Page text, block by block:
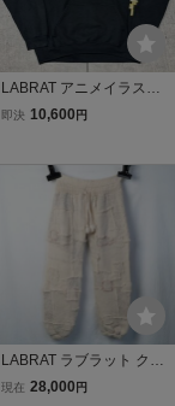
LABRAT アニメイラスト
プリント アームロゴ パー
ー ブラック 黒 裏起毛 フ
即決 10,600 円
LABRAT ラブラット クラ
ストパンツ ウール ニット
現在 28,000 円